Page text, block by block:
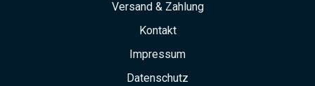
Versand & Zahlung
Kontakt
Impressum
Datenschutz